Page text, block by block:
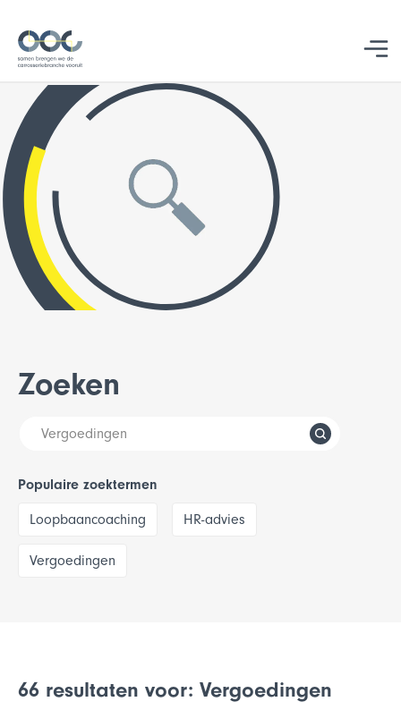
Studentbegeleiding
Zoeken
Populaire zoektermen
Loopbaancoaching HR-advies
Vergoedingen
66 resultaten voor: Vergoedingen